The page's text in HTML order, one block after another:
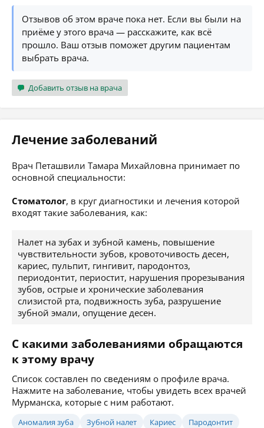
Отзывов об этом враче пока нет. Если вы были на
приёме у этого врача — расскажите, как всё
прошло. Ваш отзыв поможет другим пациентам
выбрать врача.
Добавить отзыв на врача
Лечение заболеваний
Врач Петашвили Тамара Михайловна принимает по
основной специальности:
Стоматолог, в круг диагностики и лечения которой
входят такие заболевания, как:
Налет на зубах и зубной камень, повышение
чувствительности зубов, кровоточивость десен,
кариес, пульпит, гингивит, пародонтоз,
периодонтит, периостит, нарушения прорезывания
зубов, острые и хронические заболевания
слизистой рта, подвижность зуба, разрушение
зубной эмали, опущение десен.
С какими заболеваниями обращаются
к этому врачу
Список составлен по сведениям о профиле врача.
Нажмите на заболевание, чтобы увидеть всех врачей
Мурманска, которые с ним работают.
Аномалия зуба Зубной налет Кариес
Пародонтит